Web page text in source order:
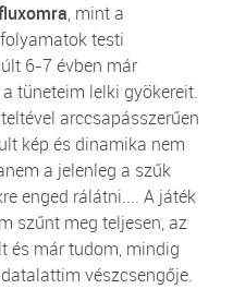
, mint a
testi
6-7 évben már
tüneteim lelki gyökereit.
arccsapásszerűen
kép és dinamika nem
a jelenleg a szűk
enged rálátni.... A játék
szűnt meg teljesen, az
és már tudom, mindig
vészcsengője.